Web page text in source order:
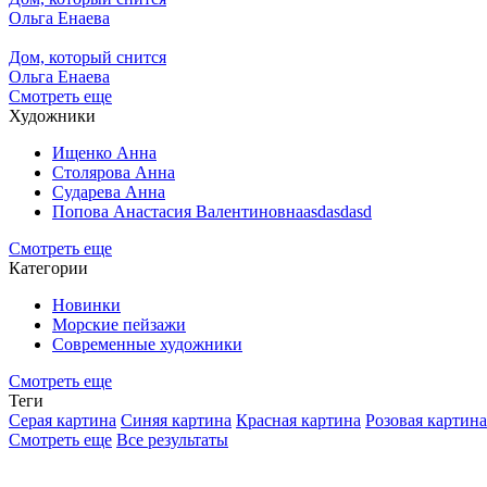
Ольга Енаева
Дом, который снится
Ольга Енаева
Смотреть еще
Художники
Ищенко Анна
Столярова Анна
Сударева Анна
Попова Анастасия Валентиновнаasdasdasd
Смотреть еще
Категории
Новинки
Морские пейзажи
Современные художники
Смотреть еще
Теги
Серая картина Синяя картина Красная картина Розовая картина
Смотреть еще Все результаты